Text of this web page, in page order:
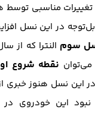
تغییرات مناسبی
سوم
می‌توان نقطه شروع
در این نسل هنوز خبری
این خودروی در